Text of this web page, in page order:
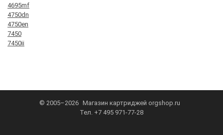
4695mf
4750dn
4750en
7450
7450ii
© 2005–2026 Магазин картриджей orgshop.ru
Тел. +7 495 971-77-28